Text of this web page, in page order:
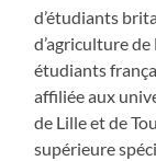
d’étudiants
d’agriculture
étudiants
affiliée aux
de Lille et de
supérieure